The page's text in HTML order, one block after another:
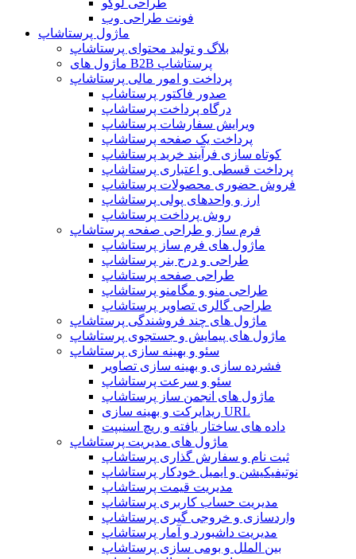
فونت طراحی وب
ماژول پرستاشاپ
بلاگ و تولید محتوای پرستاشاپ
ماژول های B2B پرستاشاپ
پرداخت و امور مالی پرستاشاپ
صدور فاکتور پرستاشاپ
درگاه پرداخت پرستاشاپ
ویرایش سفارشات پرستاشاپ
پرداخت یک صفحه پرستاشاپ
کوتاه سازی فرآیند خرید پرستاشاپ
پرداخت قسطی و اعتباری پرستاشاپ
فروش حضوری محصولات پرستاشاپ
ارز و واحدهای پولی پرستاشاپ
روش پرداخت پرستاشاپ
فرم ساز و طراحی صفحه پرستاشاپ
ماژول های فرم ساز پرستاشاپ
طراحی و درج بنر پرستاشاپ
طراحی صفحه پرستاشاپ
طراحی منو و مگامنو پرستاشاپ
طراحی گالری تصاویر پرستاشاپ
ماژول های چند فروشندگی پرستاشاپ
ماژول های پیمایش و جستجوی پرستاشاپ
سئو و بهینه سازی پرستاشاپ
فشرده سازی و بهینه سازی تصاویر
سئو و سرعت پرستاشاپ
ماژول های انجمن ساز پرستاشاپ
ریدایرکت و بهینه سازی URL
داده های ساختار یافته و ریچ اسنیپت
ماژول های مدیریت پرستاشاپ
ثبت نام و سفارش گذاری پرستاشاپ
نوتیفیکیشن و ایمیل خودکار پرستاشاپ
مدیریت قیمت پرستاشاپ
مدیریت حساب کاربری پرستاشاپ
واردسازی و خروجی گیری پرستاشاپ
مدیریت داشبورد و آمار پرستاشاپ
بین الملل و بومی سازی پرستاشاپ